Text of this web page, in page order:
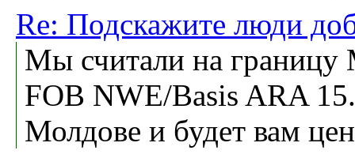
Re: Подскажите люди
Мы считали на
FOB NWE/Basis ARA
Молдове и будет вам